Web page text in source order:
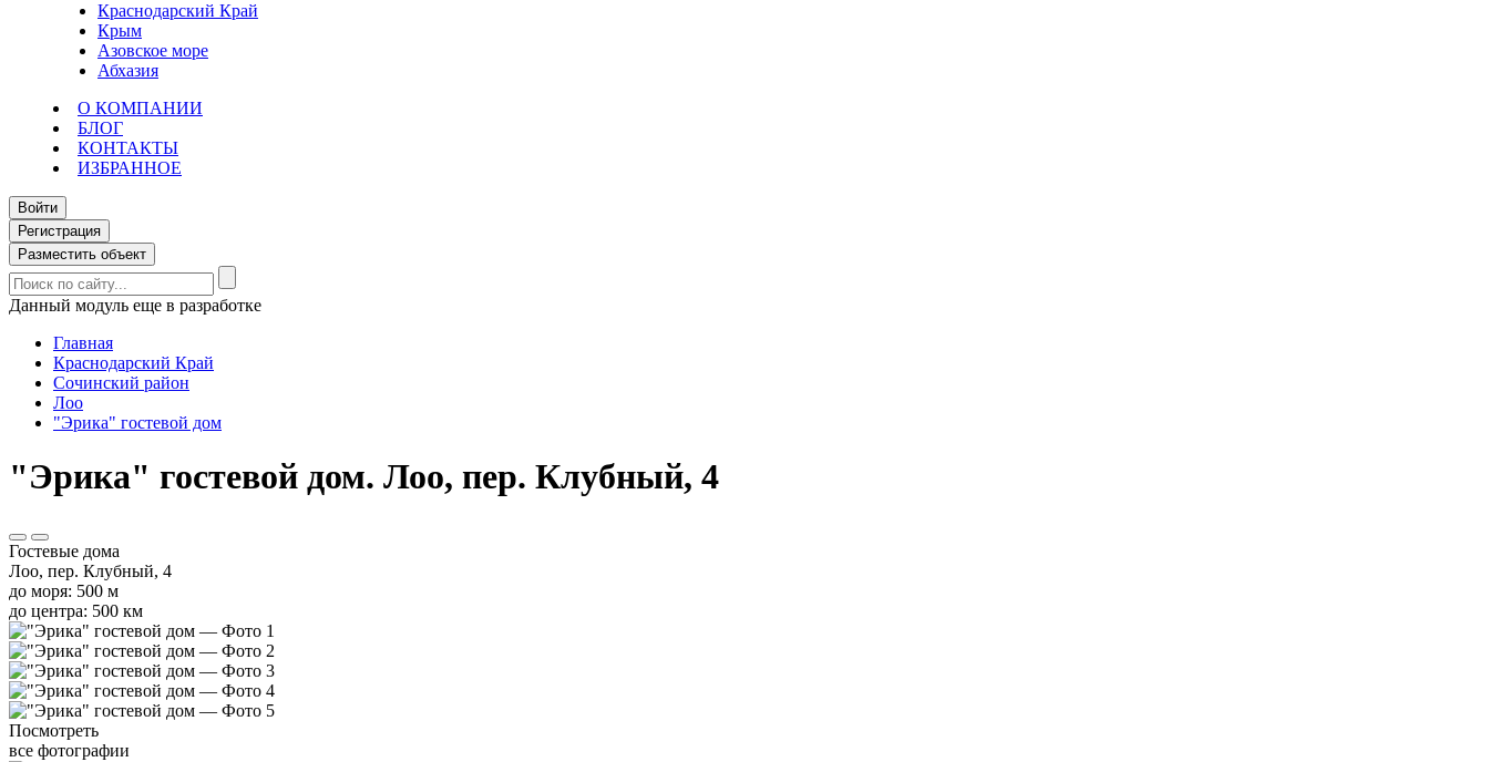
Краснодарский Край
Крым
Азовское море
Абхазия
О КОМПАНИИ
БЛОГ
КОНТАКТЫ
ИЗБРАННОЕ
Войти
Регистрация
Разместить объект
Данный модуль еще в разработке
Главная
Краснодарский Край
Сочинский район
Лоо
"Эрика" гостевой дом
"Эрика" гостевой дом. Лоо, пер. Клубный, 4
Гостевые дома
Лоо, пер. Клубный, 4
до моря: 500 м
до центра: 500 км
Посмотреть
все фотографии